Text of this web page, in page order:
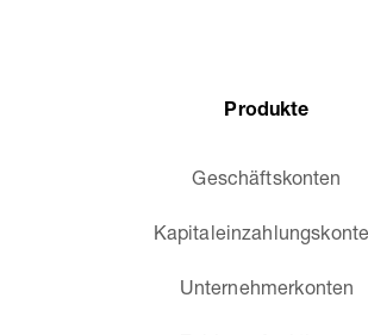
Produkte
Geschäftskonten
Unternehmerkonten